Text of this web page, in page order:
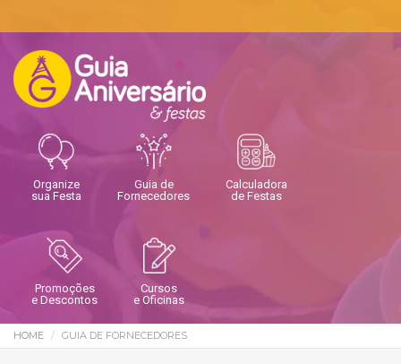
Organize
sua Festa
Guia de
Fornecedores
Calculadora
de Festas
Promoções
e Descontos
Cursos
e Oficinas
HOME GUIA DE FORNECEDORES